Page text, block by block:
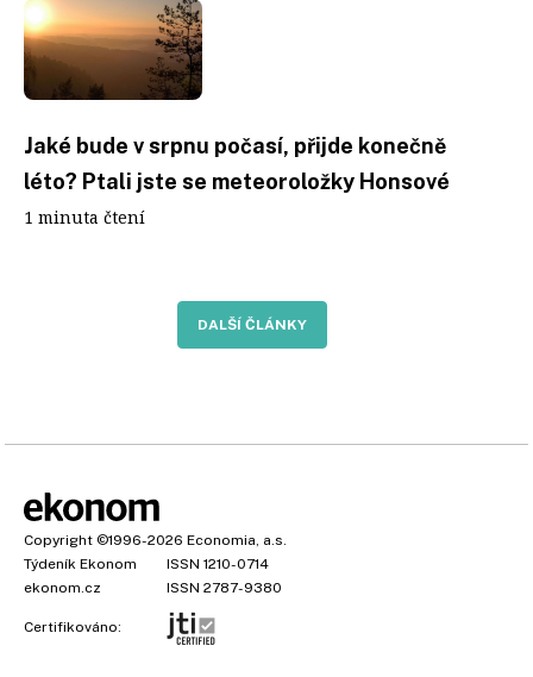
Jaké bude v srpnu počasí, přijde konečně
léto? Ptali jste se meteoroložky Honsové
1 minuta čtení
DALŠÍ ČLÁNKY
Copyright ©1996-2026 Economia, a.s.
Týdeník Ekonom
ISSN 1210-0714
ekonom.cz
ISSN 2787-9380
Certifikováno: